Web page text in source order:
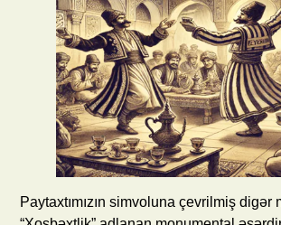
Paytaxtımızın simvoluna çevrilmiş digər